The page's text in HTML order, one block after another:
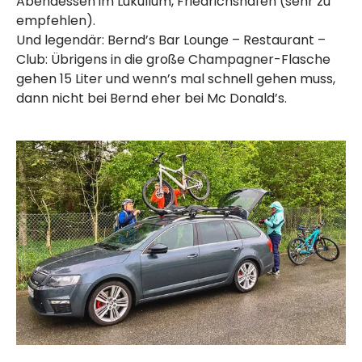
empfehlen).
Und legendär: Bernd’s Bar Lounge – Restaurant –
Club: Übrigens in die große Champagner-Flasche
gehen 15 Liter und wenn’s mal schnell gehen muss,
dann nicht bei Bernd eher bei Mc Donald’s.